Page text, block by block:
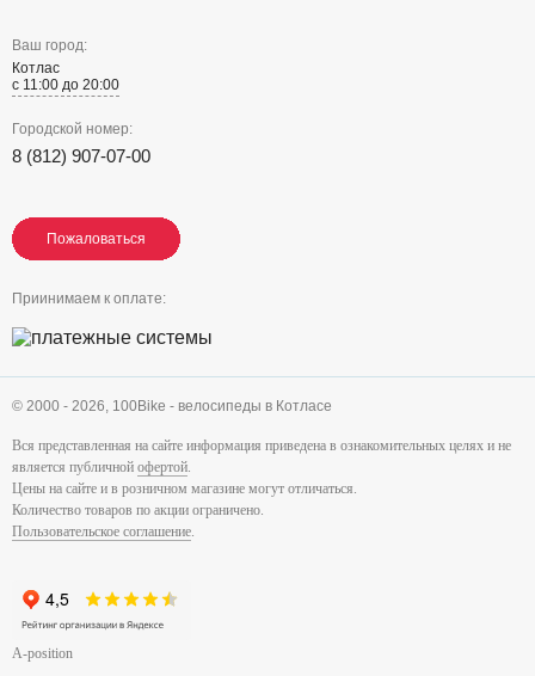
Ваш город:
Котлас
с 11:00 до 20:00
Городской номер:
8 (812) 907-07-00
Пожаловаться
Пожаловаться
Пожаловаться
Приинимаем к оплате:
© 2000 - 2026, 100Bike - велосипеды в Котласе
Вся представленная на сайте информация приведена в ознакомительных целях и не
является публичной офертой.
Цены на сайте и в розничном магазине могут отличаться.
Количество товаров по акции ограничено.
Пользовательское соглашение.
A-position